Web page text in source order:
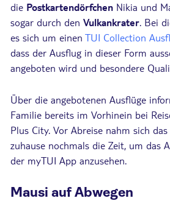
die Postkartendörfchen Nikia und
sogar durch den Vulkankrater. Bei
es sich um einen TUI Collection
dass der Ausflug in dieser Form
angeboten wird und besondere
Über die angebotenen Ausflüge
Familie bereits im Vorhinein bei
Plus City. Vor Abreise nahm sich
zuhause nochmals die Zeit, um das
der myTUI App anzusehen.
Mausi auf Abwegen